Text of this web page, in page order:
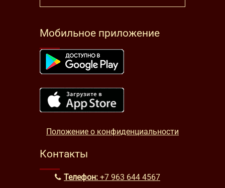
Мобильное приложение
Положение о конфиденциальности
Контакты
Телефон: +7 963 644 4567